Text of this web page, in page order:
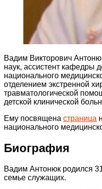
Вадим Викторович
наук, ассистент кафедры
национального
отделением экстренной
травматологической
детской клинической
Ему посвящена страница
национального
Биография
Вадим Антонюк родился
семье служащих.